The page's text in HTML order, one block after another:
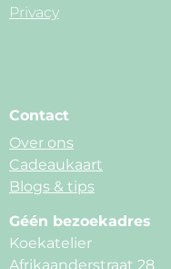
Privacy
Contact
Over ons
Cadeaukaart
Blogs & tips
Géén bezoekadres
Koekatelier
Afrikaanderstraat 28